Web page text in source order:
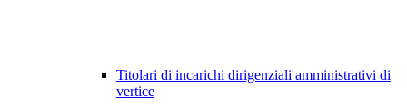
Titolari di incarichi dirigenziali amministrativi di
vertice